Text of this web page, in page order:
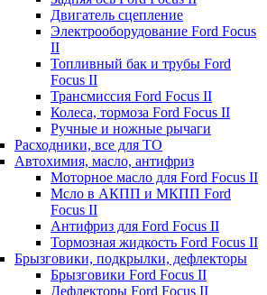
Двигатель сцепление
Электрооборудование Ford Focus
II
Топливный бак и трубы Ford
Focus II
Трансмиссия Ford Focus II
Колеса, тормоза Ford Focus II
Ручные и ножные рычаги
Расходники, все для ТО
Автохимия, масло, антифриз
Моторное масло для Ford Focus II
Мсло в АКПП и МКПП Ford
Focus II
Антифриз для Ford Focus II
Тормозная жидкость Ford Focus II
Брызговики, подкрылки, дефлекторы
Брызговики Ford Focus II
Дефлекторы Ford Focus II